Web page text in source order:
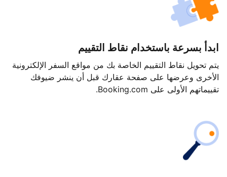
ابدأ بسرعة باستخدام نقاط التقييم
يتم تحويل نقاط التقييم الخاصة بك من مواقع السفر الإلكترونية
الأخرى وعرضها على صفحة عقارك قبل أن ينشر ضيوفك
تقييماتهم الأولى على Booking.com.